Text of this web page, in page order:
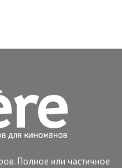
Полное или частичное